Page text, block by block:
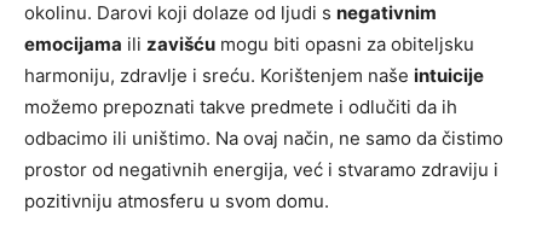
okolinu. Darovi koji dolaze od ljudi s negativnim
emocijama ili zavišću mogu biti opasni za obiteljsku
harmoniju, zdravlje i sreću. Korištenjem naše intuicije
možemo prepoznati takve predmete i odlučiti da ih
odbacimo ili uništimo. Na ovaj način, ne samo da čistimo
prostor od negativnih energija, već i stvaramo zdraviju i
pozitivniju atmosferu u svom domu.